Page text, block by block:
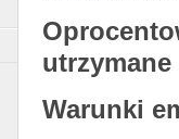
Warunki